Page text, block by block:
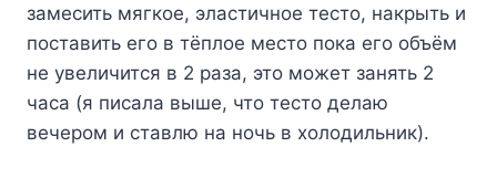
замесить мягкое, эластичное тесто, накрыть и
поставить его в тёплое место пока его объём
не увеличится в 2 раза, это может занять 2
часа (я писала выше, что тесто делаю
вечером и ставлю на ночь в холодильник).